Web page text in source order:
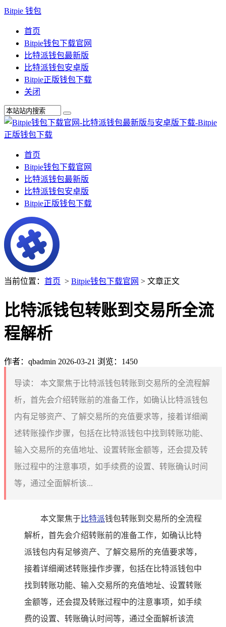
Bitpie 钱包
首页
Bitpie钱包下载官网
比特派钱包最新版
比特派钱包安卓版
Bitpie正版钱包下载
关闭
首页
Bitpie钱包下载官网
比特派钱包最新版
比特派钱包安卓版
Bitpie正版钱包下载
当前位置： 首页 > Bitpie钱包下载官网 > 文章正文
比特派钱包转账到交易所全流
程解析
作者：qbadmin 2026-03-21 浏览：1450
导读：
本文聚焦于比特派钱包转账到交易所的全流程解
析，首先会介绍转账前的准备工作，如确认比特派钱包
内有足够资产、了解交易所的充值要求等，接着详细阐
述转账操作步骤，包括在比特派钱包中找到转账功能、
输入交易所的充值地址、设置转账金额等，还会提及转
账过程中的注意事项，如手续费的设置、转账确认时间
等，通过全面解析该...
本文聚焦于比特派钱包转账到交易所的全流程
解析，首先会介绍转账前的准备工作，如确认比特
派钱包内有足够资产、了解交易所的充值要求等，
接着详细阐述转账操作步骤，包括在比特派钱包中
找到转账功能、输入交易所的充值地址、设置转账
金额等，还会提及转账过程中的注意事项，如手续
费的设置、转账确认时间等，通过全面解析该流